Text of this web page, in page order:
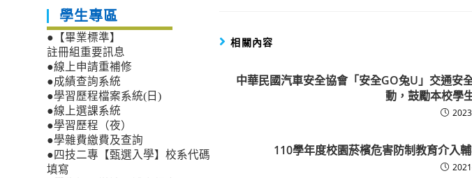
相關內容
中華民國汽車安全協會「安全GO兔U」交通安
動，鼓勵本校學
110學年度校園菸檳危害防制教育介入
學生專區
●【畢業標準】
註冊組重要訊息
●線上申請重補修
●成績查詢系統
●學習歷程檔案系統(日)
●線上選課系統
●學習歷程（夜）
●學雜費繳費及查詢
●四技二專【甄選入學】校系代碼
填寫